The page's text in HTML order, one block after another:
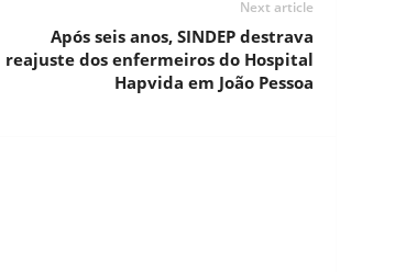
Next article
Após seis anos, SINDEP destrava
reajuste dos enfermeiros do Hospital
Hapvida em João Pessoa